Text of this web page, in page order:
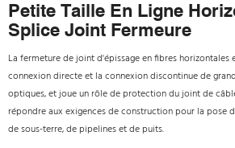
Petite Taille En Ligne
Splice Joint Fermeure
La fermeture de joint d'épissage en fibres horizontales
connexion directe et la connexion discontinue de
optiques, et joue un rôle de protection du joint de
répondre aux exigences de construction pour la pose
de sous-terre, de pipelines et de puits.